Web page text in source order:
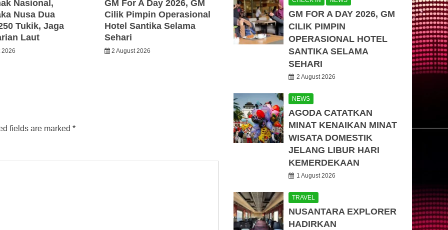
Nasional,
Nusa Dua
Tukik, Jaga
Laut
2026
GM For A Day 2026, GM
Cilik Pimpin Operasional
Hotel Santika Selama
Sehari
2 August 2026
fields are marked *
GM FOR A DAY 2026, GM
CILIK PIMPIN
OPERASIONAL HOTEL
SANTIKA SELAMA
SEHARI
2 August 2026
NEWS
AGODA CATATKAN
MINAT KENAIKAN MINAT
WISATA DOMESTIK
JELANG LIBUR HARI
KEMERDEKAAN
1 August 2026
TRAVEL
NUSANTARA EXPLORER
HADIRKAN